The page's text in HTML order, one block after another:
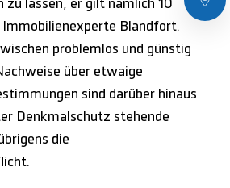
zu lassen, er gilt nämlich 10
Blandfort.
problemlos und günstig
über etwaige
sind darüber hinaus
Denkmalschutz stehende
die